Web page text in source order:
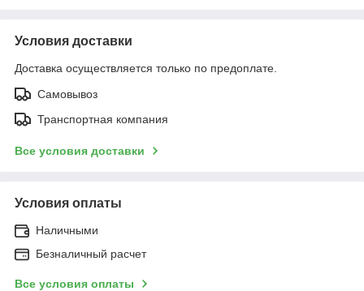
Условия доставки
Доставка осуществляется только по предоплате.
Самовывоз
Транспортная компания
Все условия доставки
Условия оплаты
Наличными
Безналичный расчет
Все условия оплаты